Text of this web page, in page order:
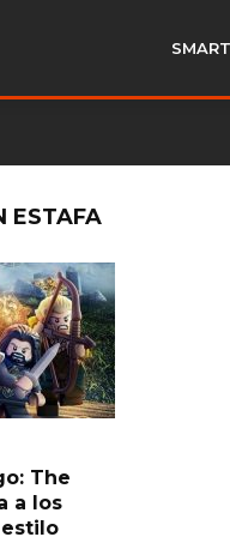
ESTAFA
The
a los